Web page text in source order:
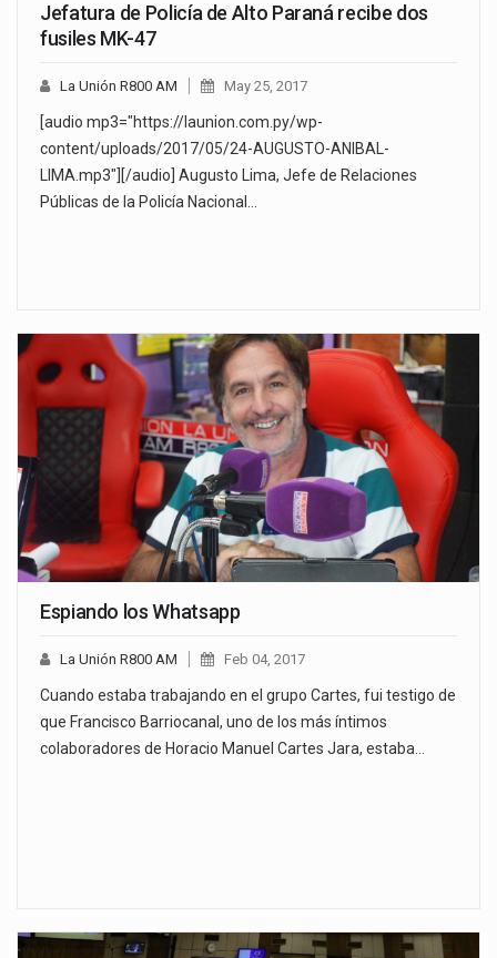
Jefatura de Policía de Alto Paraná recibe dos
fusiles MK-47
La Unión R800 AM May 25, 2017
[audio mp3="https://launion.com.py/wp-
content/uploads/2017/05/24-AUGUSTO-ANIBAL-
LIMA.mp3"][/audio] Augusto Lima, Jefe de Relaciones
Públicas de la Policía Nacional…
Espiando los Whatsapp
La Unión R800 AM Feb 04, 2017
Cuando estaba trabajando en el grupo Cartes, fui testigo de
que Francisco Barriocanal, uno de los más íntimos
colaboradores de Horacio Manuel Cartes Jara, estaba…